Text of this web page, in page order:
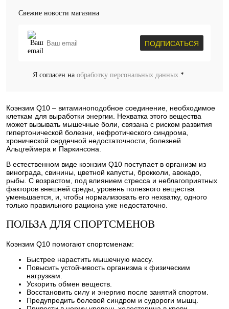
Свежие новости магазина
ПОДПИСАТЬСЯ
Я согласен на обработку персональных данных. *
Коэнзим Q10 – витаминоподобное соединение, необходимое
клеткам для выработки энергии. Нехватка этого вещества
может вызывать мышечные боли, связана с риском развития
гипертонической болезни, нефротического синдрома,
хронической сердечной недостаточности, болезней
Альцгеймера и Паркинсона.
В естественном виде коэнзим Q10 поступает в организм из
винограда, свинины, цветной капусты, брокколи, авокадо,
рыбы. С возрастом, под влиянием стресса и неблагоприятных
факторов внешней среды, уровень полезного вещества
уменьшается, и, чтобы нормализовать его нехватку, одного
только правильного рациона уже недостаточно.
ПОЛЬЗА ДЛЯ СПОРТСМЕНОВ
Коэнзим Q10 помогают спортсменам:
Быстрее нарастить мышечную массу.
Повысить устойчивость организма к физическим
нагрузкам.
Ускорить обмен веществ.
Восстановить силу и энергию после занятий спортом.
Предупредить болевой синдром и судороги мышц.